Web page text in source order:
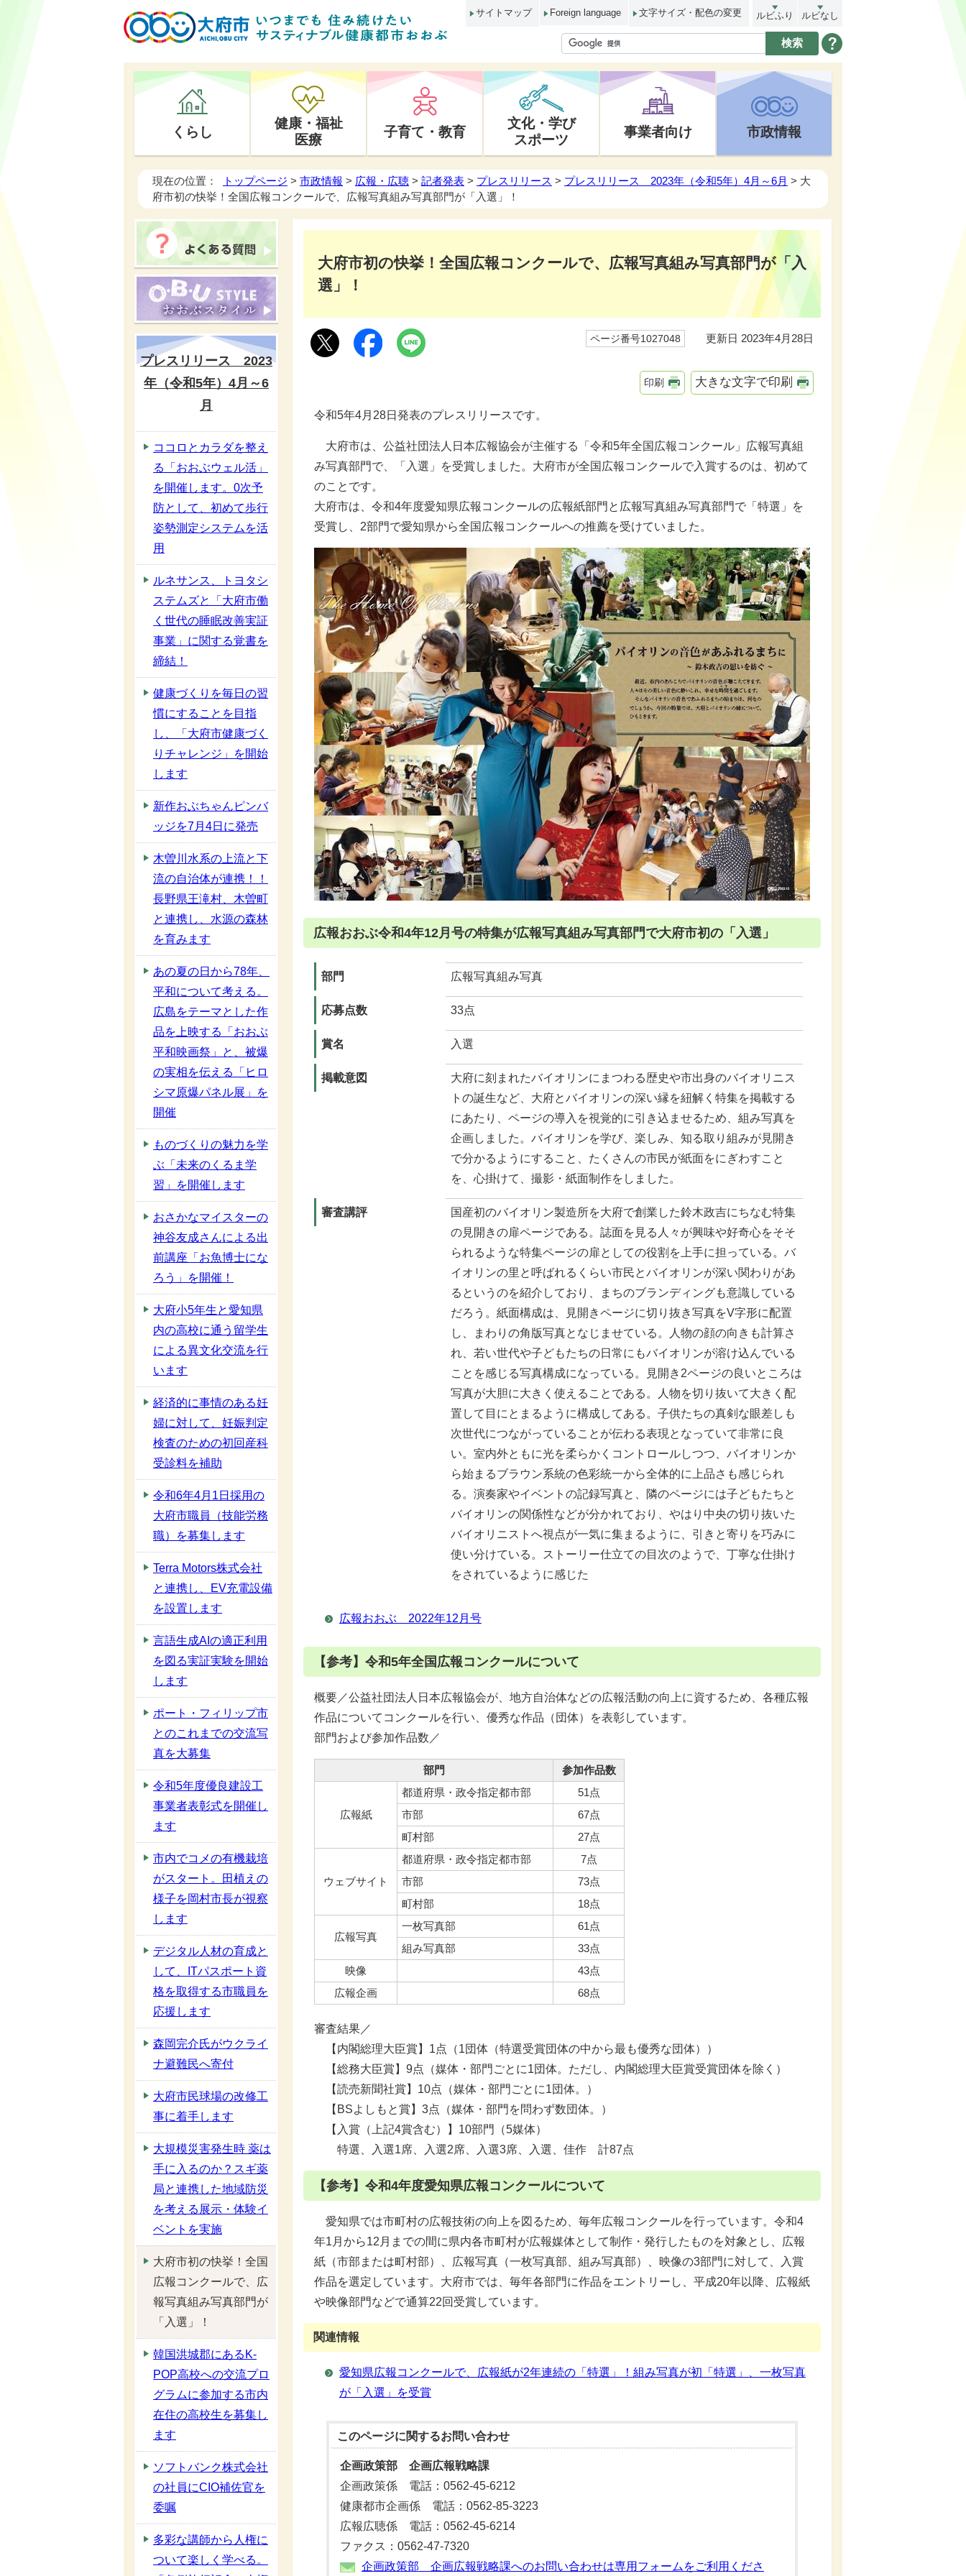
サイトマップ Foreign language 文字サイズ・配色の変更 ルビふり ルビなし
くらし
健康・福祉
医療
子育て・教育
文化・学び
スポーツ
事業者向け 市政情報
現在の位置： トップページ > 市政情報 > 広報・広聴 > 記者発表 > プレスリリース > プレスリリース 2023年（令和5年）4月～6月 > 大
府市初の快挙！全国広報コンクールで、広報写真組み写真部門が「入選」！
大府市初の快挙！全国広報コンクールで、広報写真組み写真部門が「入
選」！
ページ番号1027048 更新日 2023年4月28日
印刷 大きな文字で印刷
令和5年4月28日発表のプレスリリースです。
大府市は、公益社団法人日本広報協会が主催する「令和5年全国広報コンクール」広報写真組
み写真部門で、「入選」を受賞しました。大府市が全国広報コンクールで入賞するのは、初めて
のことです。
大府市は、令和4年度愛知県広報コンクールの広報紙部門と広報写真組み写真部門で「特選」を
受賞し、2部門で愛知県から全国広報コンクールへの推薦を受けていました。
広報おおぶ令和4年12月号の特集が広報写真組み写真部門で大府市初の「入選」
部門 広報写真組み写真
応募点数 33点
賞名 入選
掲載意図
大府に刻まれたバイオリンにまつわる歴史や市出身のバイオリニス
トの誕生など、大府とバイオリンの深い縁を紐解く特集を掲載する
にあたり、ページの導入を視覚的に引き込ませるため、組み写真を
企画しました。バイオリンを学び、楽しみ、知る取り組みが見開き
で分かるようにすること、たくさんの市民が紙面をにぎわすこと
を、心掛けて、撮影・紙面制作をしました。
審査講評
国産初のバイオリン製造所を大府で創業した鈴木政吉にちなむ特集
の見開きの扉ページである。誌面を見る人々が興味や好奇心をそそ
られるような特集ページの扉としての役割を上手に担っている。バ
イオリンの里と呼ばれるくらい市民とバイオリンが深い関わりがあ
るというのを紹介しており、まちのブランディングも意識している
だろう。紙面構成は、見開きページに切り抜き写真をV字形に配置
し、まわりの角版写真となじませている。人物の顔の向きも計算さ
れ、若い世代や子どもたちの日常にもバイオリンが溶け込んでいる
ことを感じる写真構成になっている。見開き2ページの良いところは
写真が大胆に大きく使えることである。人物を切り抜いて大きく配
置して目にとまるように構成してある。子供たちの真剣な眼差しも
次世代につながっていることが伝わる表現となっていて非常に良
い。室内外ともに光を柔らかくコントロールしつつ、バイオリンか
ら始まるブラウン系統の色彩統一から全体的に上品さも感じられ
る。演奏家やイベントの記録写真と、隣のページには子どもたちと
バイオリンの関係性などが分かれており、やはり中央の切り抜いた
バイオリニストへ視点が一気に集まるように、引きと寄りを巧みに
使い分けている。ストーリー仕立ての目次のようで、丁寧な仕掛け
をされているように感じた
広報おおぶ 2022年12月号
【参考】令和5年全国広報コンクールについて
概要／公益社団法人日本広報協会が、地方自治体などの広報活動の向上に資するため、各種広報
作品についてコンクールを行い、優秀な作品（団体）を表彰しています。
部門および参加作品数／
部門 参加作品数
広報紙
都道府県・政令指定都市部
51点
市部
67点
町村部
27点
ウェブサイト
都道府県・政令指定都市部
7点
市部
73点
町村部
18点
広報写真
一枚写真部
61点
組み写真部
33点
映像
43点
広報企画
68点
審査結果／
【内閣総理大臣賞】1点（1団体（特選受賞団体の中から最も優秀な団体））
【総務大臣賞】9点（媒体・部門ごとに1団体。ただし、内閣総理大臣賞受賞団体を除く）
【読売新聞社賞】10点（媒体・部門ごとに1団体。）
【BSよしもと賞】3点（媒体・部門を問わず数団体。）
【入賞（上記4賞含む）】10部門（5媒体）
特選、入選1席、入選2席、入選3席、入選、佳作 計87点
【参考】令和4年度愛知県広報コンクールについて
愛知県では市町村の広報技術の向上を図るため、毎年広報コンクールを行っています。令和4
年1月から12月までの間に県内各市町村が広報媒体として制作・発行したものを対象とし、広報
紙（市部または町村部）、広報写真（一枚写真部、組み写真部）、映像の3部門に対して、入賞
作品を選定しています。大府市では、毎年各部門に作品をエントリーし、平成20年以降、広報紙
や映像部門などで通算22回受賞しています。
関連情報
愛知県広報コンクールで、広報紙が2年連続の「特選」！組み写真が初「特選」、一枚写真
が「入選」を受賞
このページに関するお問い合わせ
企画政策部 企画広報戦略課
企画政策係 電話：0562-45-6212
健康都市企画係 電話：0562-85-3223
広報広聴係 電話：0562-45-6214
ファクス：0562-47-7320
企画政策部 企画広報戦略課へのお問い合わせは専用フォームをご利用くださ
プレスリリース 2023
年（令和5年）4月～6
月
ココロとカラダを整え
る「おおぶウェル活」
を開催します。0次予
防として、初めて歩行
姿勢測定システムを活
用
ルネサンス、トヨタシ
ステムズと「大府市働
く世代の睡眠改善実証
事業」に関する覚書を
締結！
健康づくりを毎日の習
慣にすることを目指
し、「大府市健康づく
りチャレンジ」を開始
します
新作おぶちゃんピンバ
ッジを7月4日に発売
木曽川水系の上流と下
流の自治体が連携！！
長野県王滝村、木曽町
と連携し、水源の森林
を育みます
あの夏の日から78年、
平和について考える。
広島をテーマとした作
品を上映する「おおぶ
平和映画祭」と、被爆
の実相を伝える「ヒロ
シマ原爆パネル展」を
開催
ものづくりの魅力を学
ぶ「未来のくるま学
習」を開催します
おさかなマイスターの
神谷友成さんによる出
前講座「お魚博士にな
ろう」を開催！
大府小5年生と愛知県
内の高校に通う留学生
による異文化交流を行
います
経済的に事情のある妊
婦に対して、妊娠判定
検査のための初回産科
受診料を補助
令和6年4月1日採用の
大府市職員（技能労務
職）を募集します
Terra Motors株式会社
と連携し、EV充電設備
を設置します
言語生成AIの適正利用
を図る実証実験を開始
します
ポート・フィリップ市
とのこれまでの交流写
真を大募集
令和5年度優良建設工
事業者表彰式を開催し
ます
市内でコメの有機栽培
がスタート。田植えの
様子を岡村市長が視察
します
デジタル人材の育成と
して、ITパスポート資
格を取得する市職員を
応援します
森岡完介氏がウクライ
ナ避難民へ寄付
大府市民球場の改修工
事に着手します
大規模災害発生時 薬は
手に入るのか？スギ薬
局と連携した地域防災
を考える展示・体験イ
ベントを実施
大府市初の快挙！全国
広報コンクールで、広
報写真組み写真部門が
「入選」！
韓国洪城郡にあるK-
POP高校への交流プロ
グラムに参加する市内
在住の高校生を募集し
ます
ソフトバンク株式会社
の社員にCIO補佐官を
委嘱
多彩な講師から人権に
ついて楽しく学べる。